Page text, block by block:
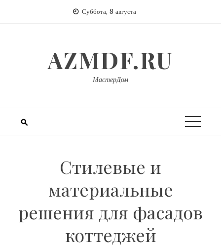
Суббота, 8 августа
AZMDF.RU
МастерДом
Стилевые и
материальные
решения для фасадов
коттеджей